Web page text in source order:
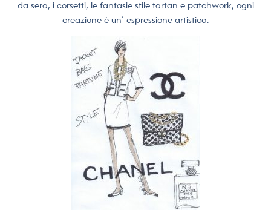
da sera, i corsetti, le fantasie stile tartan e patchwork, ogni
creazione è un’ espressione artistica.